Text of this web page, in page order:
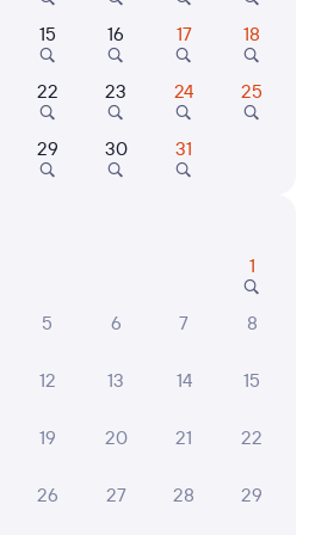
⁠₽
Выберите дату
Кунгур
в Москву Ярославскую
5, 6, 7 августа Маршрут
⁠₽
Выберите дату
15 16 17 18
22 23 24 25
29 30 31
1
5 6 7 8
12 13 14 15
19 20 21 22
26 27 28 29